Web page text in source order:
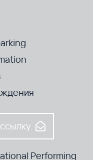
Performing